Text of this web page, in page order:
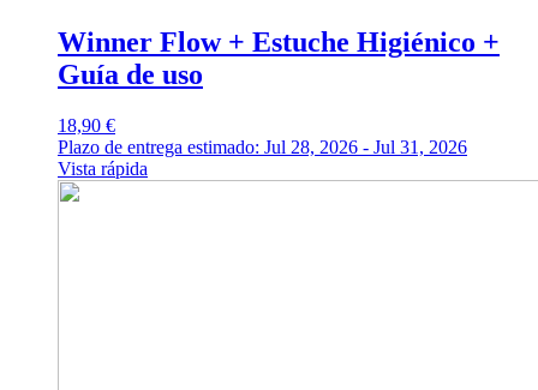
Winner Flow + Estuche Higiénico +
Guía de uso
18,90 €
Plazo de entrega estimado: Jul 28, 2026 - Jul 31, 2026
Vista rápida